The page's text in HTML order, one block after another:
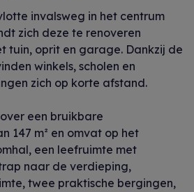
invalsweg in het centrum
zich deze te renoveren
tuin, oprit en garage. Dankzij de
winkels, scholen en
zich op korte afstand.
een bruikbare
147 m² en omvat op het
een leefruimte met
naar de verdieping,
twee praktische bergingen,